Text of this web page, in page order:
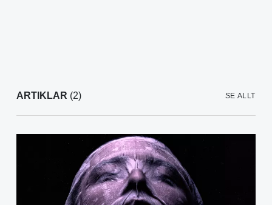
ARTIKLAR (2) SE ALLT